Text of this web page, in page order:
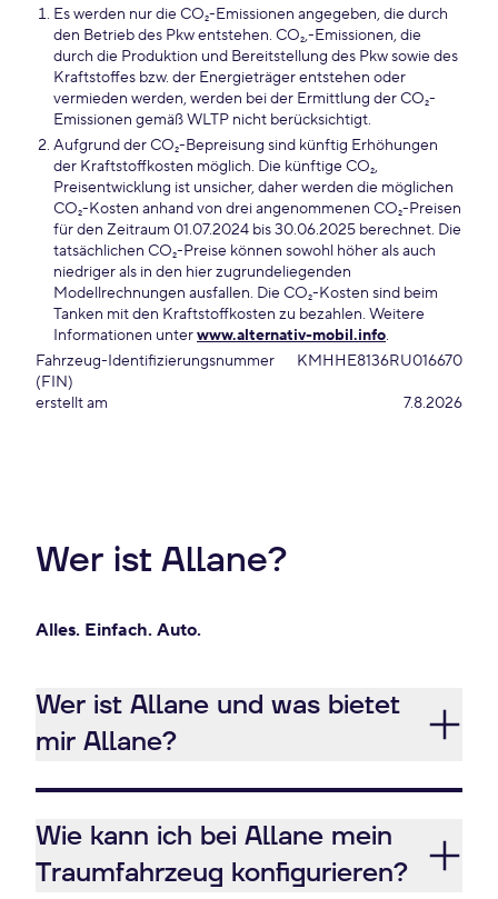
Es werden nur die CO₂-Emissionen angegeben, die durch
den Betrieb des Pkw entstehen. CO₂,-Emissionen, die
durch die Produktion und Bereitstellung des Pkw sowie des
Kraftstoffes bzw. der Energieträger entstehen oder
vermieden werden, werden bei der Ermittlung der CO₂-
Emissionen gemäß WLTP nicht berücksichtigt.
Aufgrund der CO₂-Bepreisung sind künftig Erhöhungen
der Kraftstoffkosten möglich. Die künftige CO₂,
Preisentwicklung ist unsicher, daher werden die möglichen
CO₂-Kosten anhand von drei angenommenen CO₂-Preisen
für den Zeitraum 01.07.2024 bis 30.06.2025 berechnet. Die
tatsächlichen CO₂-Preise können sowohl höher als auch
niedriger als in den hier zugrundeliegenden
Modellrechnungen ausfallen. Die CO₂-Kosten sind beim
Tanken mit den Kraftstoffkosten zu bezahlen. Weitere
Informationen unterwww.alternativ-mobil.info.
Fahrzeug-Identifizierungsnummer
(FIN)
KMHHE8136RU016670
erstellt am 7.8.2026
Wer ist Allane?
Alles. Einfach. Auto.
Wer ist Allane und was bietet
mir Allane?
Wie kann ich bei Allane mein
Traumfahrzeug konfigurieren?